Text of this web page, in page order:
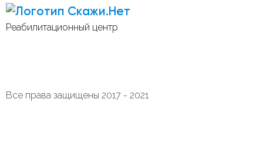
Скажи.Нет
Реабилитационный центр
Все права защищены 2017 - 2021